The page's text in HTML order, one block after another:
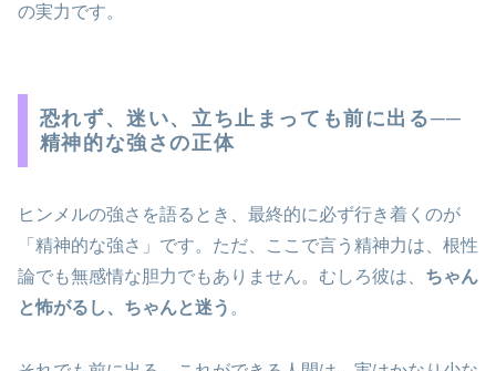
の実力です。
恐れず、迷い、立ち止まっても前に出る──
精神的な強さの正体
ヒンメルの強さを語るとき、最終的に必ず行き着くのが
「精神的な強さ」です。ただ、ここで言う精神力は、根性
論でも無感情な胆力でもありません。むしろ彼は、 ちゃん
と怖がるし、ちゃんと迷う 。